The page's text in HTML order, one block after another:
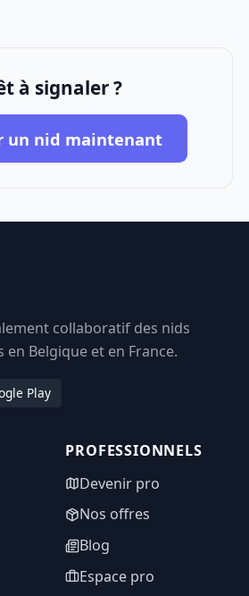
à signaler ?
un nid maintenant
collaboratif des nids
Belgique et en France.
Play
PROFESSIONNELS
Devenir pro
Nos offres
Blog
Espace pro